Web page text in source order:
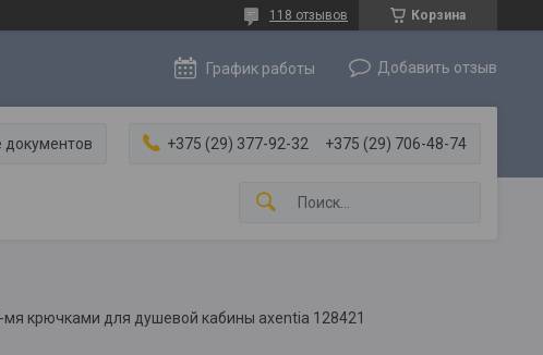
Корзина
118 отзывов
График работы Добавить отзыв
документов +375 (29) 377-92-32 +375 (29) 706-48-74
мя крючками для душевой кабины axentia 128421